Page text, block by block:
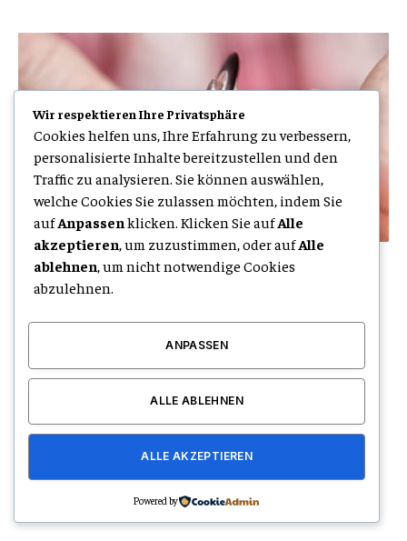
STIG ROCK Erfahrungen im Vergleich Was
macht das Konzept besonders
Der Markt für alternative Investments entwickelt sich stetig
weiter. Immer mehr Anleger suchen nach Möglichkeiten,…
Wir respektieren Ihre Privatsphäre
Cookies helfen uns, Ihre Erfahrung zu verbessern,
personalisierte Inhalte bereitzustellen und den
Traffic zu analysieren. Sie können auswählen,
welche Cookies Sie zulassen möchten, indem Sie
aufAnpassen klicken. Klicken Sie aufAlle
akzeptieren, um zuzustimmen, oder aufAlle
ablehnen, um nicht notwendige Cookies
abzulehnen.
ANPASSEN
ALLE ABLEHNEN
ALLE AKZEPTIEREN
Powered by